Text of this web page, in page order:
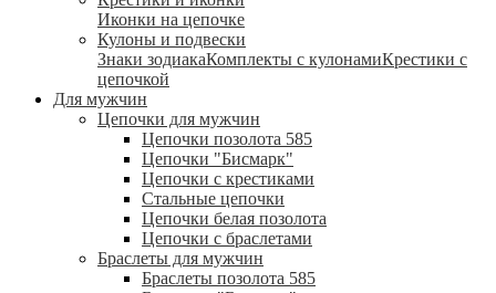
Иконки на цепочке
Кулоны и подвески
Знаки зодиакаКомплекты с кулонамиКрестики с
цепочкой
Для мужчин
Цепочки для мужчин
Цепочки позолота 585
Цепочки "Бисмарк"
Цепочки с крестиками
Стальные цепочки
Цепочки белая позолота
Цепочки с браслетами
Браслеты для мужчин
Браслеты позолота 585